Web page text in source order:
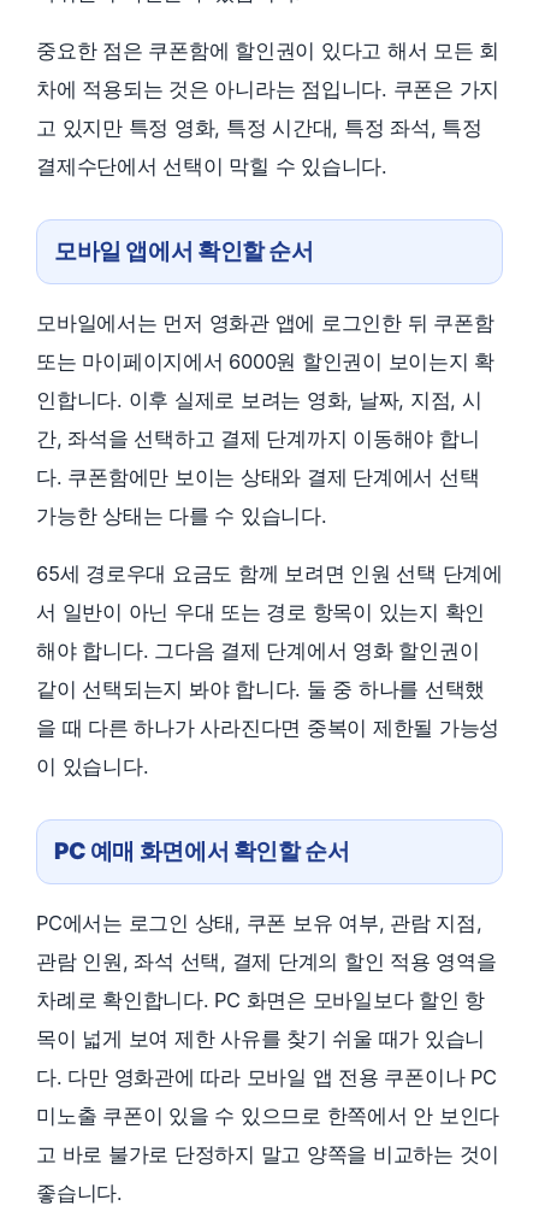
중요한 점은 쿠폰함에 할인권이 있다고 해서 모든 회
차에 적용되는 것은 아니라는 점입니다. 쿠폰은 가지
고 있지만 특정 영화, 특정 시간대, 특정 좌석, 특정
결제수단에서 선택이 막힐 수 있습니다.
모바일 앱에서 확인할 순서
모바일에서는 먼저 영화관 앱에 로그인한 뒤 쿠폰함
또는 마이페이지에서 6000원 할인권이 보이는지 확
인합니다. 이후 실제로 보려는 영화, 날짜, 지점, 시
간, 좌석을 선택하고 결제 단계까지 이동해야 합니
다. 쿠폰함에만 보이는 상태와 결제 단계에서 선택
가능한 상태는 다를 수 있습니다.
65세 경로우대 요금도 함께 보려면 인원 선택 단계에
서 일반이 아닌 우대 또는 경로 항목이 있는지 확인
해야 합니다. 그다음 결제 단계에서 영화 할인권이
같이 선택되는지 봐야 합니다. 둘 중 하나를 선택했
을 때 다른 하나가 사라진다면 중복이 제한될 가능성
이 있습니다.
PC 예매 화면에서 확인할 순서
PC에서는 로그인 상태, 쿠폰 보유 여부, 관람 지점,
관람 인원, 좌석 선택, 결제 단계의 할인 적용 영역을
차례로 확인합니다. PC 화면은 모바일보다 할인 항
목이 넓게 보여 제한 사유를 찾기 쉬울 때가 있습니
다. 다만 영화관에 따라 모바일 앱 전용 쿠폰이나 PC
미노출 쿠폰이 있을 수 있으므로 한쪽에서 안 보인다
고 바로 불가로 단정하지 말고 양쪽을 비교하는 것이
좋습니다.